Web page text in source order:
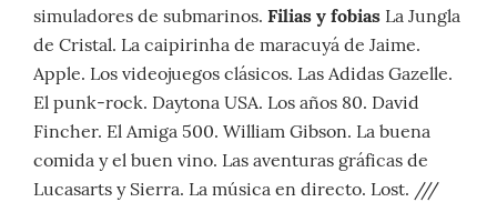
simuladores de submarinos. Filias y fobias La Jungla
de Cristal. La caipirinha de maracuyá de Jaime.
Apple. Los videojuegos clásicos. Las Adidas Gazelle.
El punk-rock. Daytona USA. Los años 80. David
Fincher. El Amiga 500. William Gibson. La buena
comida y el buen vino. Las aventuras gráficas de
Lucasarts y Sierra. La música en directo. Lost. ///